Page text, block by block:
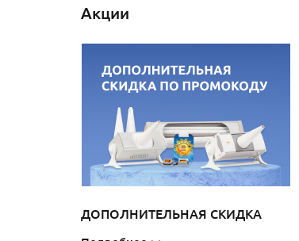
Акции
ДОПОЛНИТЕЛЬНАЯ СКИДКА